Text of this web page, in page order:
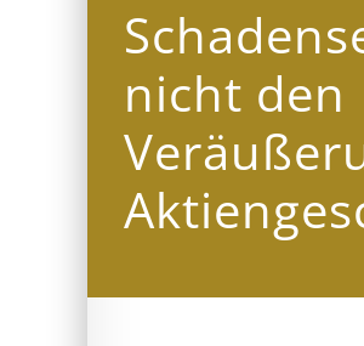
nicht den